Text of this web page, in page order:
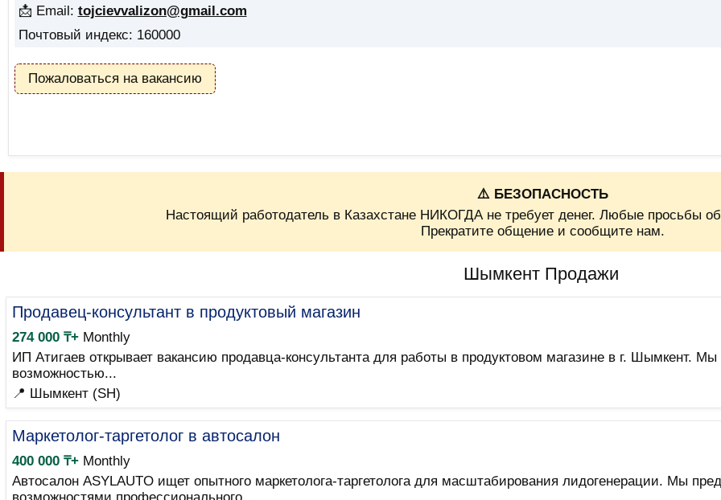
📩 Email: tojcievvalizon@gmail.com
Почтовый индекс: 160000
Пожаловаться на вакансию
⚠️ БЕЗОПАСНОСТЬ
Настоящий работодатель в Казахстане НИКОГДА не требует денег. Любые просьбы
Прекратите общение и сообщите нам.
Шымкент Продажи
Продавец-консультант в продуктовый магазин
274 000 ₸+ Monthly
ИП Атигаев открывает вакансию продавца-консультанта для работы в продуктовом магазине в г. Шымкент.
возможностью...
📍 Шымкент (SH)
Маркетолог-таргетолог в автосалон
400 000 ₸+ Monthly
Автосалон ASYLAUTO ищет опытного маркетолога-таргетолога для масштабирования лидогенерации. Мы